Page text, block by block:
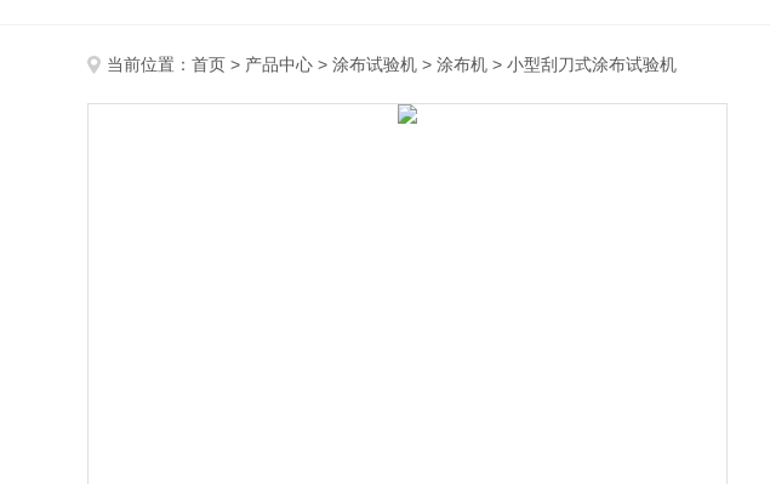
当前位置： 首页 > 产品中心 > 涂布试验机 > 涂布机 > 小型刮刀式涂布试验机